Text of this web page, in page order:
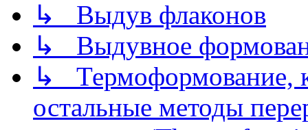
↳ Выдув флаконов
↳ Выдувное
↳ Термоформование,
остальные методы